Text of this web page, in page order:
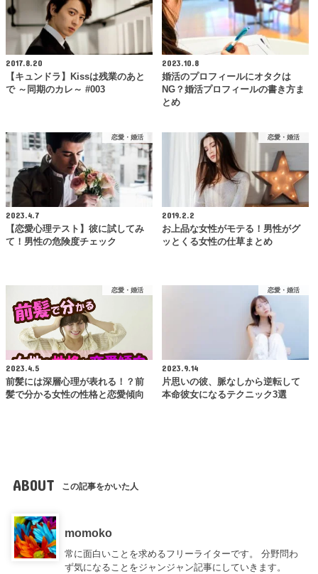
2017.8.20
【キュンドラ】Kissは残業のあと
で ～同期のカレ～ #003
2023.10.8
婚活のプロフィールにオタクは
NG？婚活プロフィールの書き方ま
とめ
恋愛・婚活
2023.4.7
【恋愛心理テスト】彼に試してみ
て！男性の危険度チェック
恋愛・婚活
2019.2.2
お上品な女性がモテる！男性がグ
ッとくる女性の仕草まとめ
恋愛・婚活
2023.4.5
前髪には深層心理が表れる！？前
髪で分かる女性の性格と恋愛傾向
恋愛・婚活
2023.9.14
片思いの彼、脈なしから逆転して
本命彼女になるテクニック3選
ABOUT この記事をかいた人
momoko
常に面白いことを求めるフリーライターです。 分野問わ
ず気になることをジャンジャン記事にしていきます。